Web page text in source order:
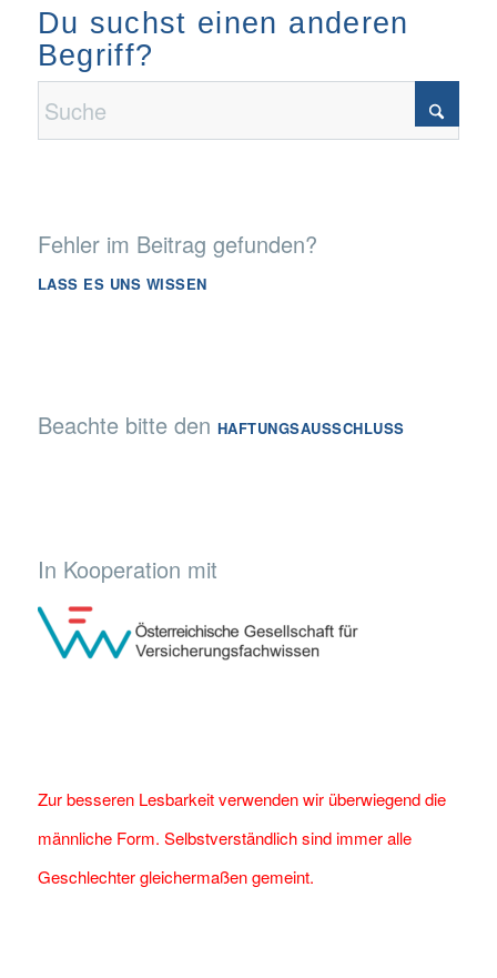
Du suchst einen anderen
Begriff?
Fehler im Beitrag gefunden?
LASS ES UNS WISSEN
Beachte bitte den HAFTUNGSAUSSCHLUSS
In Kooperation mit
Zur besseren Lesbarkeit verwenden wir überwiegend die
männliche Form. Selbstverständlich sind immer alle
Geschlechter gleichermaßen gemeint.